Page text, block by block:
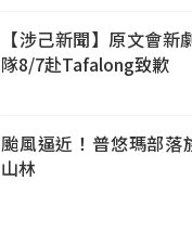
【涉己新聞】原文會新
隊8/7赴Tafalong致歉
颱風逼近！普悠瑪部落
山林